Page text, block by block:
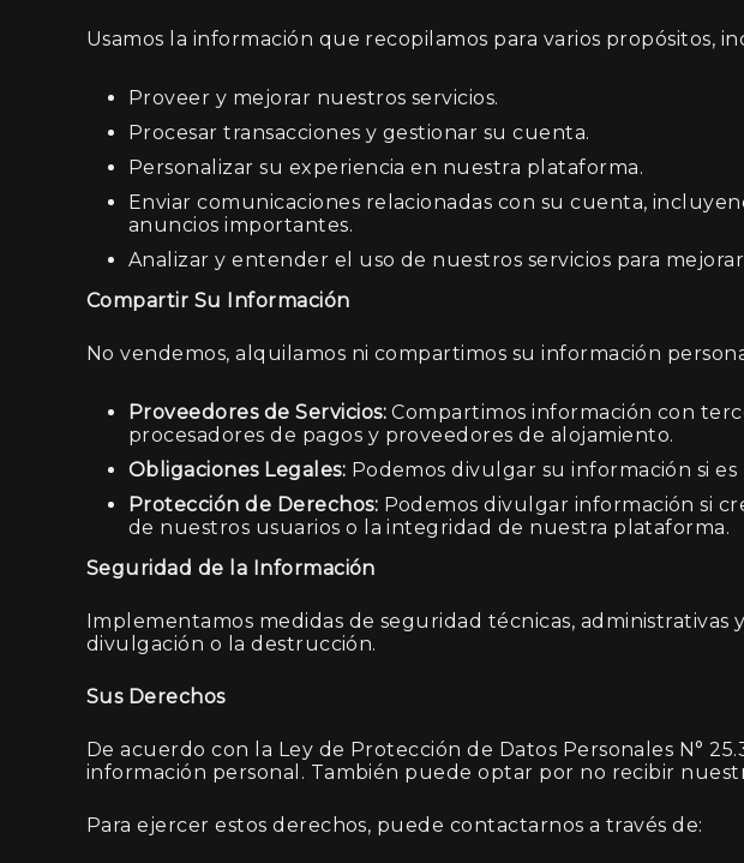
Usamos la información que recopilamos para varios propósitos,
Proveer y mejorar nuestros servicios.
Procesar transacciones y gestionar su cuenta.
Personalizar su experiencia en nuestra plataforma.
Enviar comunicaciones relacionadas con su cuenta,
anuncios importantes.
Analizar y entender el uso de nuestros servicios para
Compartir Su Información
No vendemos, alquilamos ni compartimos su información
Proveedores de Servicios: Compartimos información con
procesadores de pagos y proveedores de alojamiento.
Obligaciones Legales: Podemos divulgar su información si
Protección de Derechos: Podemos divulgar información si
de nuestros usuarios o la integridad de nuestra plataforma.
Seguridad de la Información
Implementamos medidas de seguridad técnicas,
divulgación o la destrucción.
Sus Derechos
De acuerdo con la Ley de Protección de Datos Personales N°
información personal. También puede optar por no recibir
Para ejercer estos derechos, puede contactarnos a través de: